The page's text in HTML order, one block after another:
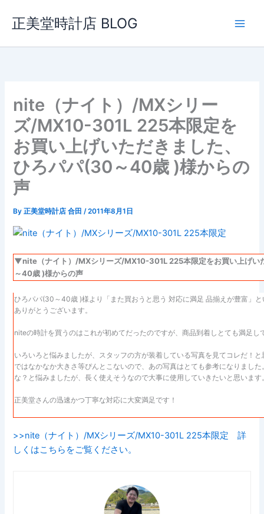
ス
正美堂時計店 BLOG
nite（ナイト）/MXシリー
ズ/MX10-301L 225本限定を
お買い上げいただきました、
ひろパパ(30～40歳 )様からの
声
By正美堂時計店 合田/2011年8月1日
▼nite（ナイト）/MXシリーズ/MX10-301L 225本限定をお買い上げい
～40歳 )様からの声
ひろパパ(30～40歳 )様より「また買おうと思う 対応に満足 品揃えが豊富」
ありがとうございます。
niteの時計を買うのはこれが初めてだったのですが、商品到着しとても満足し
いろいろと悩みましたが、スタッフの方が装着している写真を見てコレだ！
ではなかなか大きさ等ぴんとこないので、あの写真はとても参考になりまし
な？と悩みましたが、長く使えそうなので大事に使用していきたいと思います
正美堂さんの迅速かつ丁寧な対応に大変満足です！
>>nite（ナイト）/MXシリーズ/MX10-301L 225本限定 詳
しくはこちらをご覧ください。